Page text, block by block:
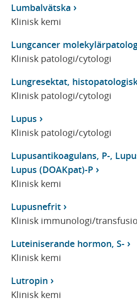
Lumbalvätska
Klinisk kemi
Lungcancer
Klinisk patologi/cytologi
Lungresektat,
Klinisk patologi/cytologi
Lupus
Klinisk patologi/cytologi
Lupusantikoagulans, P-,
Lupus (DOAKpat)-P
Klinisk kemi
Lupusnefrit
Klinisk immunologi/
Luteiniserande hormon, S-
Klinisk kemi
Lutropin
Klinisk kemi